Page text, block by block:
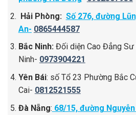
Hải Phòng: Số 276, đường
An- 0865444587
Bắc Ninh: Đối diện Cao Đẳng Sư
Ninh- 0973904221
Yên Bái: số Tổ 23 Phường Bắc
Cai- 0812521555
Đà Nẵng: 68/15, đường